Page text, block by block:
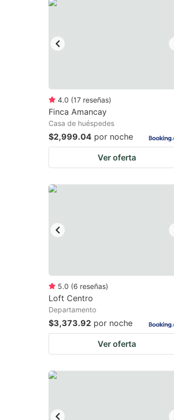
keyboard
shortcuts
for
changing
dates.
4.0 (17 reseñas)
Finca Amancay
Casa de huéspedes
$2,999.04 por noche
Ver oferta
5.0 (6 reseñas)
Loft Centro
Departamento
$3,373.92 por noche
Ver oferta